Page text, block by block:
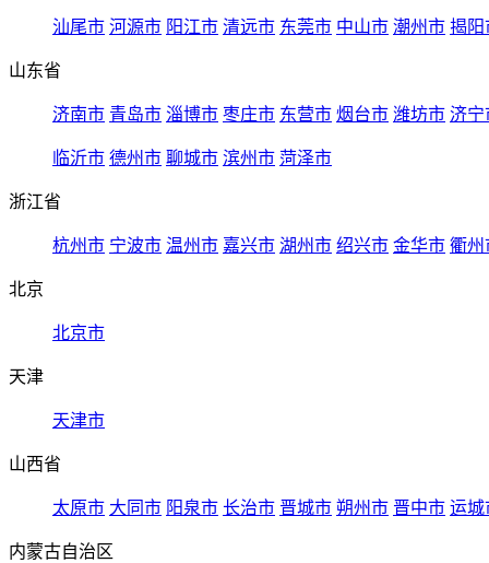
汕尾市 河源市 阳江市 清远市 东莞市 中山市 潮州市 揭阳
山东省
济南市 青岛市 淄博市 枣庄市 东营市 烟台市 潍坊市 济宁
临沂市 德州市 聊城市 滨州市 菏泽市
浙江省
杭州市 宁波市 温州市 嘉兴市 湖州市 绍兴市 金华市 衢州
北京
北京市
天津
天津市
山西省
太原市 大同市 阳泉市 长治市 晋城市 朔州市 晋中市 运城
内蒙古自治区